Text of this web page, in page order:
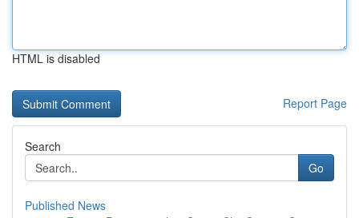
HTML is disabled
Report Page
Search
Go
Published News